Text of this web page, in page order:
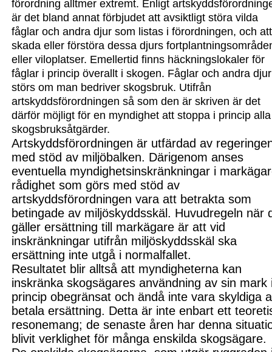
förordning alltmer extremt. Enligt
är det bland annat förbjudet att avsiktligt störa vilda
fåglar och andra djur som listas i förordningen, och att
skada eller förstöra dessa djurs
eller viloplatser. Emellertid finns häckningslokaler för
fåglar i princip överallt i skogen. Fåglar och andra djur
störs om man bedriver skogsbruk. Utifrån
artskyddsförordningen så som den är skriven är det
därför möjligt för en myndighet att stoppa i princip alla
skogsbruksåtgärder.
Artskyddsförordningen är utfärdad av
med stöd av miljöbalken. Därigenom anses
eventuella myndighetsinskränkningar i
rådighet som görs med stöd av
artskyddsförordningen vara att betrakta som
betingade av miljöskyddsskäl. Huvudregeln när
gäller ersättning till markägare är att vid
inskränkningar utifrån miljöskyddsskäl ska
ersättning inte utgå i normalfallet.
Resultatet blir alltså att myndigheterna kan
inskränka skogsägares användning av sin mark
princip obegränsat och ändå inte vara skyldiga
betala ersättning. Detta är inte enbart ett
resonemang; de senaste åren har denna
blivit verklighet för många enskilda skogsägare.